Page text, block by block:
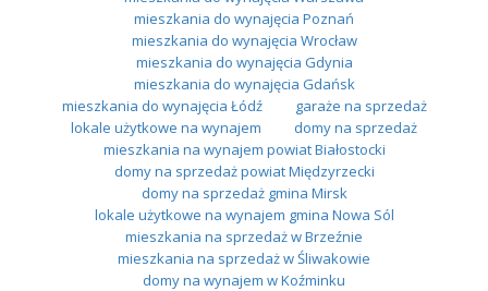
mieszkania do wynajęcia Poznań
mieszkania do wynajęcia Wrocław
mieszkania do wynajęcia Gdynia
mieszkania do wynajęcia Gdańsk
mieszkania do wynajęcia Łódź
garaże na sprzedaż
lokale użytkowe na wynajem
domy na sprzedaż
mieszkania na wynajem powiat Białostocki
domy na sprzedaż powiat Międzyrzecki
domy na sprzedaż gmina Mirsk
lokale użytkowe na wynajem gmina Nowa Sól
mieszkania na sprzedaż w Brzeźnie
mieszkania na sprzedaż w Śliwakowie
domy na wynajem w Koźminku